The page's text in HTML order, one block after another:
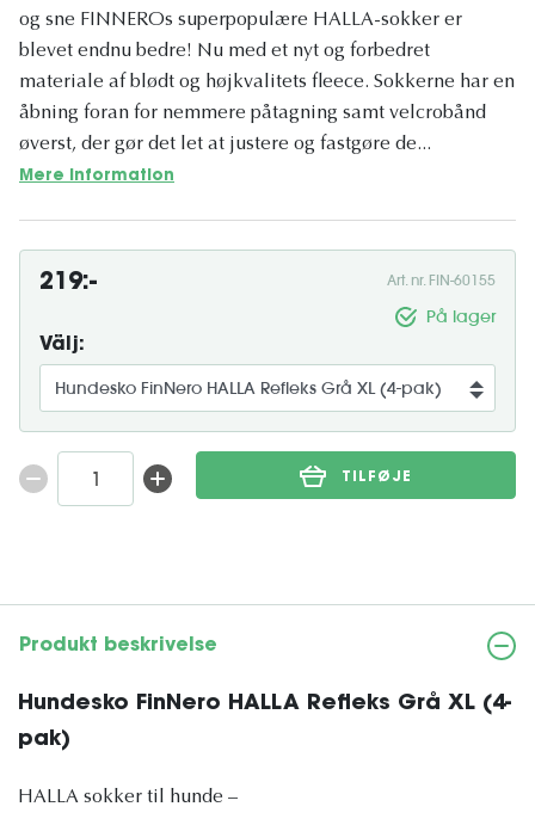
og sne FINNEROs superpopulære HALLA-sokker er
blevet endnu bedre! Nu med et nyt og forbedret
materiale af blødt og højkvalitets fleece. Sokkerne har en
åbning foran for nemmere påtagning samt velcrobånd
øverst, der gør det let at justere og fastgøre de...
Mere information
219:- Art. nr. FIN-60155
På lager
Välj:
TILFØJE
Produkt beskrivelse
Hundesko FinNero HALLA Refleks Grå XL (4-
pak)
HALLA sokker til hunde –